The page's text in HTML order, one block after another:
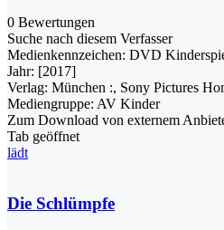
0 Bewertungen
Suche nach diesem Verfasser
Medienkennzeichen: DVD
Jahr: [2017]
Verlag: München :, Sony Pictures
Mediengruppe: AV Kinder
Zum Download von externem
Tab geöffnet
lädt
Die Schlümpfe